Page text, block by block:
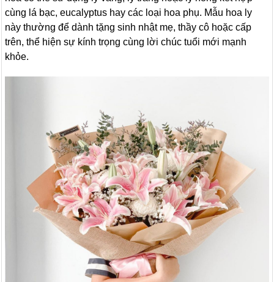
cùng lá bạc, eucalyptus hay các loại hoa phụ. Mẫu hoa ly
này thường để dành tặng sinh nhật mẹ, thầy cô hoặc cấp
trên, thể hiện sự kính trọng cùng lời chúc tuổi mới mạnh
khỏe.